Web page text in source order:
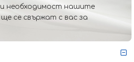
необходимост нашите
се свържат с вас за